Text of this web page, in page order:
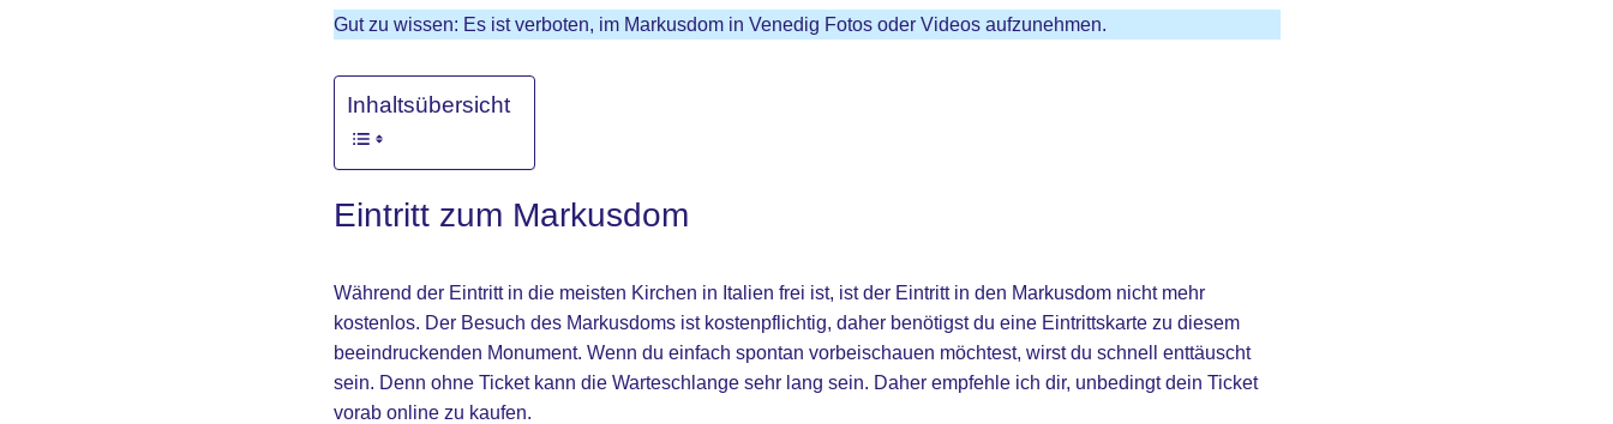
Gut zu wissen: Es ist verboten, im Markusdom in Venedig Fotos oder Videos aufzunehmen.
Inhaltsübersicht
Eintritt zum Markusdom
Während der Eintritt in die meisten Kirchen in Italien frei ist, ist der Eintritt in den Markusdom nicht mehr
kostenlos. Der Besuch des Markusdoms ist kostenpflichtig, daher benötigst du eine Eintrittskarte zu diesem
beeindruckenden Monument. Wenn du einfach spontan vorbeischauen möchtest, wirst du schnell enttäuscht
sein. Denn ohne Ticket kann die Warteschlange sehr lang sein. Daher empfehle ich dir, unbedingt dein Ticket
vorab online zu kaufen.